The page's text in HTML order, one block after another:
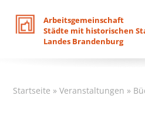
Arbeitsgemeinschaft
Städte mit historischen
Landes Brandenburg
Startseite »Veranstaltungen »